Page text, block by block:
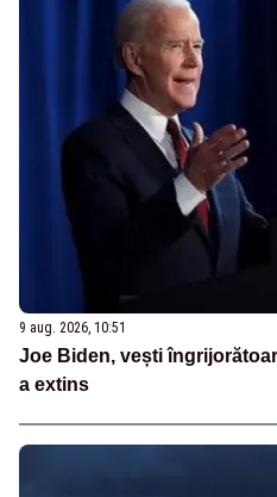
9 aug. 2026, 10:51
Joe Biden, vești
a extins